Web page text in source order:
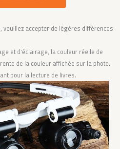
accepter de légères différences
et d'éclairage, la couleur réelle de
de la couleur affichée sur la photo.
pour la lecture de livres.